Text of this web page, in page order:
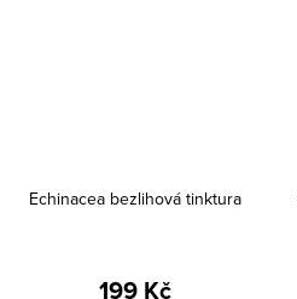
Echinacea bezlihová tinktura
199 Kč